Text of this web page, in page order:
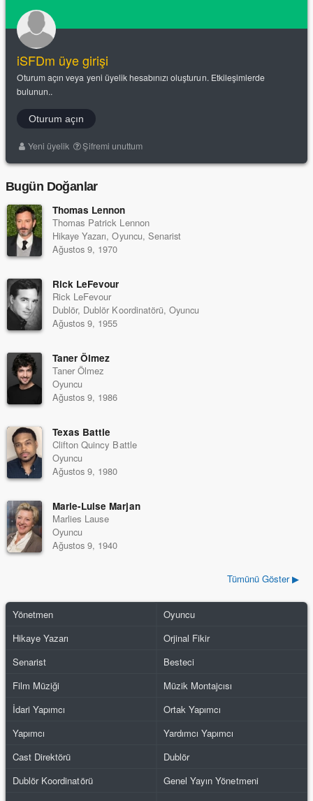
iSFDm üye girişi
Oturum açın veya yeni üyelik hesabınızı oluşturun. Etkileşimlerde
bulunun..
Oturum açın
Yeni üyelik Şifremi unuttum
Bugün Doğanlar
Thomas Lennon
Thomas Patrick Lennon
Hikaye Yazarı, Oyuncu, Senarist
Ağustos 9, 1970
Rick LeFevour
Rick LeFevour
Dublör, Dublör Koordinatörü, Oyuncu
Ağustos 9, 1955
Taner Ölmez
Taner Ölmez
Oyuncu
Ağustos 9, 1986
Texas Battle
Clifton Quincy Battle
Oyuncu
Ağustos 9, 1980
Marie-Luise Marjan
Marlies Lause
Oyuncu
Ağustos 9, 1940
Tümünü Göster ▶
Yönetmen
Oyuncu
Hikaye Yazarı
Orjinal Fikir
Senarist
Besteci
Film Müziği
Müzik Montajcısı
İdari Yapımcı
Ortak Yapımcı
Yapımcı
Yardımcı Yapımcı
Cast Direktörü
Dublör
Dublör Koordinatörü
Genel Yayın Yönetmeni